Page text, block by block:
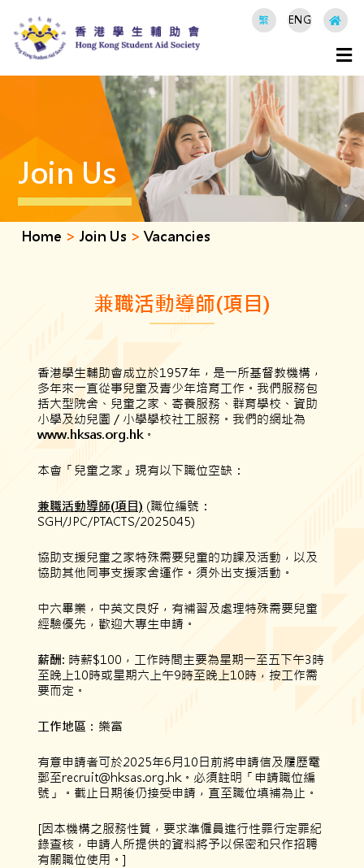
繁 ENG
Join Us
Home > Join Us > Vacancies
兼職活動導師(項目)
香港學生輔助會成立於1957年，是一所基督教機構，
多年來一直從事兒童及青少年培育工作。我們服務包
括大型院舍、兒童之家、寄養服務、群育學校、資助
小學及幼兒園／小學學校社工服務。我們的網址為
www.hksas.org.hk。
本會「兒童之家」現有以下職位空缺：
兼職活動導師(項目) (職位編號：
SGH/JPC/PTACTS/2025045)
協助支援兒童之家特殊需要兒童的功課及活動，以及
協助其他同事支援家舍運作。須外出支援活動。
中六畢業，中英文良好，有補習及處理特殊需要兒童
經驗優先，歡迎大專生申請。
薪酬: 時薪$100，工作時間主要為星期一至五下午3時
至晚上10時或星期六上午9時至晚上10時，按工作需
要而定。
工作地區 ： 樂富
有意申請者可於2025年6月10日前將申請信及履歷電
郵至recruit@hksas.org.hk。必須註明「申請職位編
號」。截止日期後仍接受申請，直至職位填補為止。
[因本機構之服務性質，要求準僱員進行性罪行定罪紀
錄查核，申請人所提供的資料將予以保密和只作招聘
有關職位使用。]